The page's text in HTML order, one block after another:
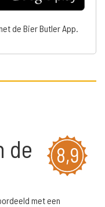
de Bier Butler App.
8,9
de
met een